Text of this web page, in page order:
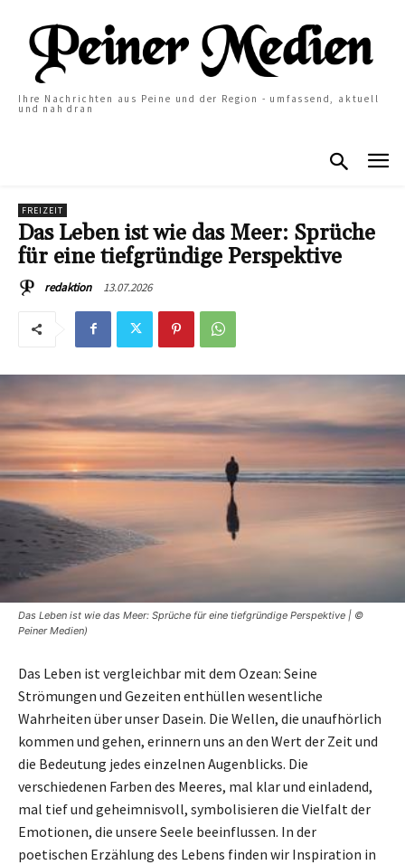
Ihre Nachrichten aus Peine und der Region - umfassend, aktuell
und nah dran
FREIZEIT
Das Leben ist wie das Meer: Sprüche
für eine tiefgründige Perspektive
redaktion 13.07.2026
Das Leben ist wie das Meer: Sprüche für eine tiefgründige Perspektive | ©
Peiner Medien)
Das Leben ist vergleichbar mit dem Ozean: Seine
Strömungen und Gezeiten enthüllen wesentliche
Wahrheiten über unser Dasein. Die Wellen, die unaufhörlich
kommen und gehen, erinnern uns an den Wert der Zeit und
die Bedeutung jedes einzelnen Augenblicks. Die
verschiedenen Farben des Meeres, mal klar und einladend,
mal tief und geheimnisvoll, symbolisieren die Vielfalt der
Emotionen, die unsere Seele beeinflussen. In der
poetischen Erzählung des Lebens finden wir Inspiration in